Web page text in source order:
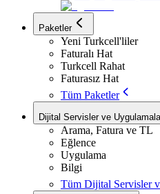
Paketler
Yeni Turkcell'liler
Faturalı Hat
Turkcell Rahat
Faturasız Hat
Tüm Paketler
Dijital Servisler ve
Arama, Fatura ve TL
Eğlence
Uygulama
Bilgi
Tüm Dijital Servisler